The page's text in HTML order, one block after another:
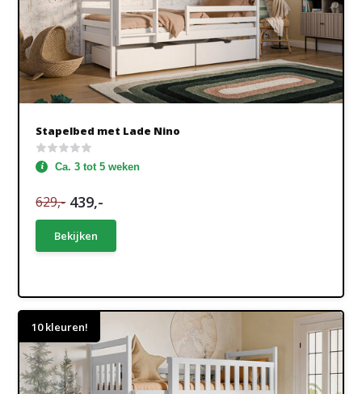
Stapelbed met Lade Nino
Ca. 3 tot 5 weken
629,- 439,-
Bekijken
10 kleuren!